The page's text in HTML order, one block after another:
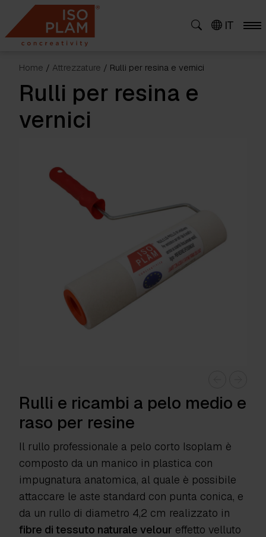
content
IT
Home / Attrezzature / Rulli per resina e vernici
Rulli per resina e
vernici
Rulli e ricambi a pelo medio e
raso per resine
Il rullo professionale a pelo corto Isoplam è
composto da un manico in plastica con
impugnatura anatomica, al quale è possibile
attaccare le aste standard con punta conica, e
da un rullo di diametro 4,2 cm realizzato in
fibre di tessuto naturale velour effetto velluto